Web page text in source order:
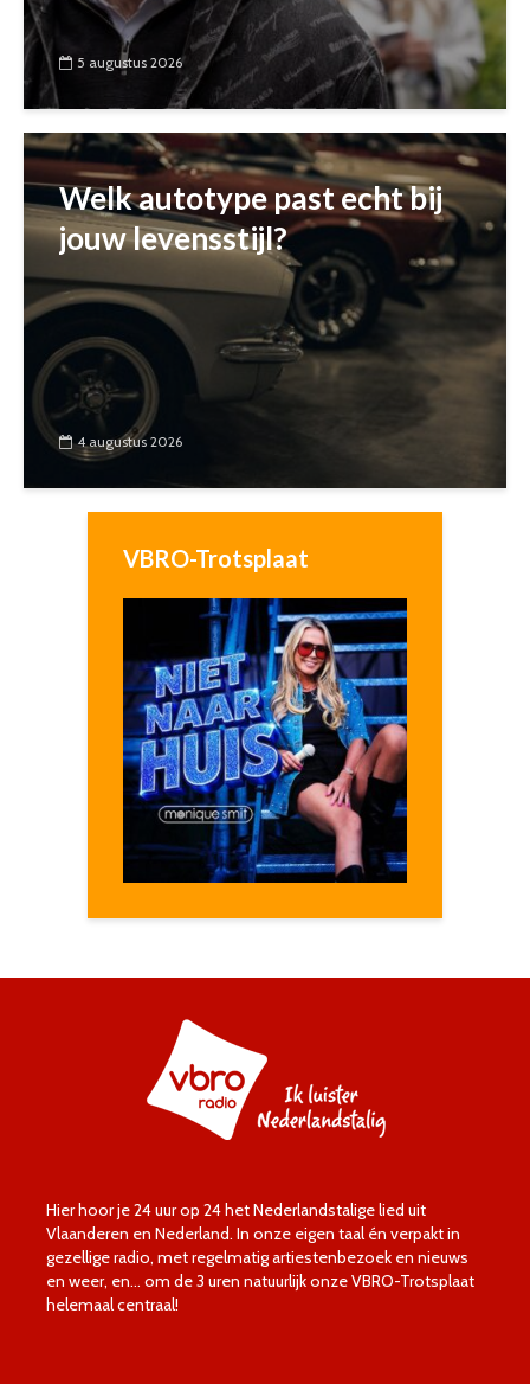
5 augustus 2026
Welk autotype past echt bij
jouw levensstijl?
4 augustus 2026
VBRO-Trotsplaat
Hier hoor je 24 uur op 24 het Nederlandstalige lied uit
Vlaanderen en Nederland. In onze eigen taal én verpakt in
gezellige radio, met regelmatig artiestenbezoek en nieuws
en weer, en… om de 3 uren natuurlijk onze VBRO-Trotsplaat
helemaal centraal!